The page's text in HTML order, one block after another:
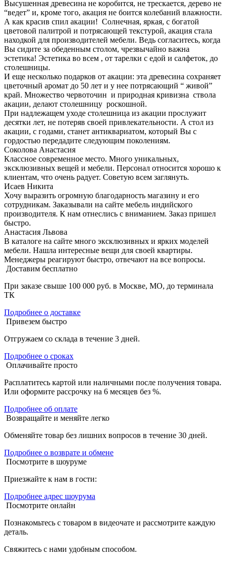
Высушенная древесина не коробится, не трескается, дерево не
“ведет” и, кроме того, акация не боится колебаний влажности.
А как красив спил акации! Солнечная, яркая, с богатой
цветовой палитрой и потрясающей текстурой, акация стала
находкой для производителей мебели. Ведь согласитесь, когда
Вы сидите за обеденным столом, чрезвычайно важна
эстетика! Эстетика во всем , от тарелки с едой и салфеток, до
столешницы.
И еще несколько подарков от акации: эта древесина сохраняет
цветочный аромат до 50 лет и у нее потрясающий “ живой”
край. Множество червоточин и природная кривизна ствола
акации, делают столешницу роскошной.
При надлежащем уходе столешница из акации прослужит
десятки лет, не потеряв своей привлекательности. А стол из
акации, с годами, станет антиквариатом, который Вы с
гордостью передадите следующим поколениям.
Соколова Анастасия
Классное современное место. Много уникальных,
эксклюзивных вещей и мебели. Персонал относится хорошо к
клиентам, что очень радует. Советую всем заглянуть.
Исаев Никита
Хочу выразить огромную благодарность магазину и его
сотрудникам. Заказывали на сайте мебель индийского
производителя. К нам отнеслись с вниманием. Заказ пришел
быстро.
Анастасия Львова
В каталоге на сайте много эксклюзивных и ярких моделей
мебели. Нашла интересные вещи для своей квартиры.
Менеджеры реагируют быстро, отвечают на все вопросы.
Доставим бесплатно
При заказе свыше 100 000 руб. в Москве, МО, до терминала
ТК
Подробнее о доставке
Привезем быстро
Отгружаем со склада в течение 3 дней.
Подробнее о сроках
Оплачивайте просто
Расплатитесь картой или наличными после получения товара.
Или оформите рассрочку на 6 месяцев без %.
Подробнее об оплате
Возвращайте и меняйте легко
Обменяйте товар без лишних вопросов в течение 30 дней.
Подробнее о возврате и обмене
Посмотрите в шоуруме
Приезжайте к нам в гости:
Подробнее адрес шоурума
Посмотрите онлайн
Познакомьтесь с товаром в видеочате и рассмотрите каждую
деталь.
Свяжитесь с нами удобным способом.